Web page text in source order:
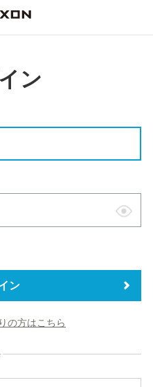
ン
表
替
ン
の方はこちら